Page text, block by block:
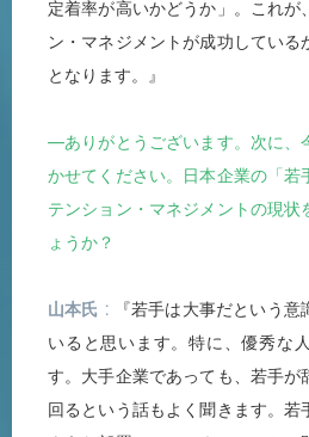
定着率が高いかどうか」。これが
ン・マネジメントが成功している
となります。』
―ありがとうございます。次に、
かせてください。日本企業の「若
テンション・マネジメントの現状
ょうか？
山本氏
『若手は大事だという
いると思います。特に、優秀な
す。大手企業であっても、若手が
回るという話もよく聞きます。若